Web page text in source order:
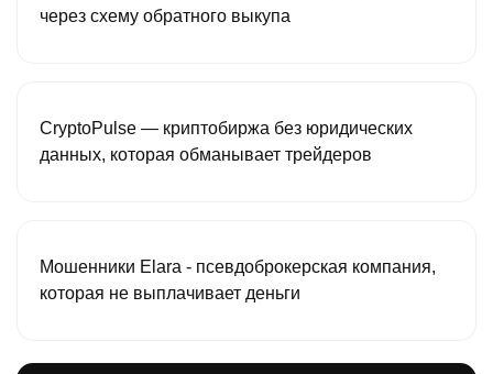
через схему обратного выкупа
CryptoPulse — криптобиржа без юридических
данных, которая обманывает трейдеров
Мошенники Elara - псевдоброкерская компания,
которая не выплачивает деньги